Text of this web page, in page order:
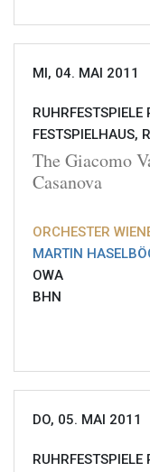
MI, 04. MAI 2011
RUHRFESTSPIELE
FESTSPIELHAUS,
The Giacomo
Casanova
ORCHESTER
MARTIN
OWA
BHN
DO, 05. MAI 2011
RUHRFESTSPIELE